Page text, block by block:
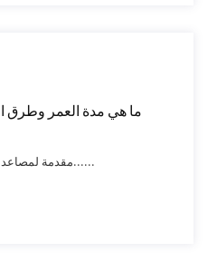
ما هي مدة العمر وطرق
مقدمة لمصاعد السيارات مصاعد سيارات ، و......